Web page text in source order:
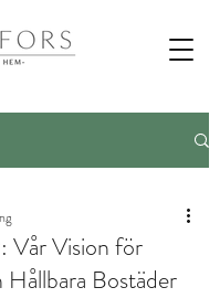
Vår Vision för
Hållbara Bostäder